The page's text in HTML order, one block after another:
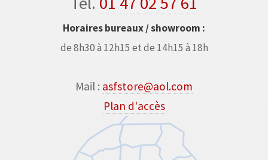
Horaires bureaux / showroom :
de 8h30 à 12h15 et de 14h15 à 18h
Mail : asfstore@aol.com
Plan d'accès